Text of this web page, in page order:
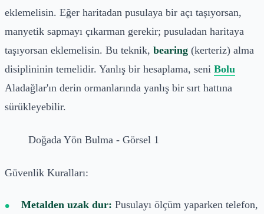
eklemelisin. Eğer haritadan pusulaya bir açı taşıyorsan,
manyetik sapmayı çıkarman gerekir; pusuladan haritaya
taşıyorsan eklemelisin. Bu teknik, bearing (kerteriz) alma
disiplininin temelidir. Yanlış bir hesaplama, seni Bolu
Aladağlar'ın derin ormanlarında yanlış bir sırt hattına
sürükleyebilir.
Doğada Yön Bulma - Görsel 1
Güvenlik Kuralları:
Metalden uzak dur: Pusulayı ölçüm yaparken telefon,